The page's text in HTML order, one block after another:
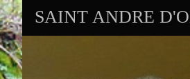
SAINT ANDRE